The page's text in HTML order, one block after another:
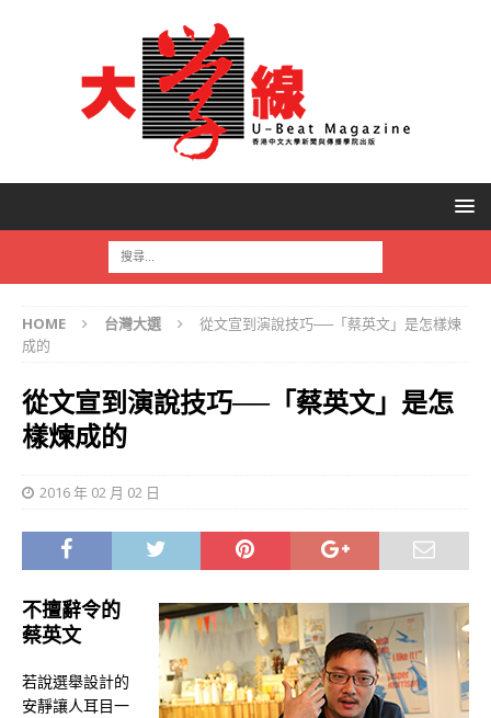
HOME 台灣大選
從文宣到演說技巧──「蔡英文」是怎樣煉
成的
從文宣到演說技巧──「蔡英文」是怎
樣煉成的
2016 年 02 月 02 日
不擅辭令的
蔡英文
若說選舉設計的
安靜讓人耳目一